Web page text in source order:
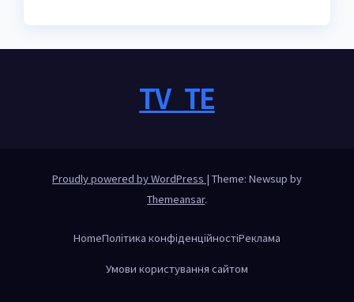
TV_TE
Proudly powered by WordPress | Theme: Newsup by
Themeansar.
HomeПолітика конфіденційностіРеклама
Умови користування сайтом